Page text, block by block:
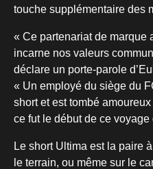
touche supplémentaire des
« Ce partenariat de marque
incarne nos valeurs
déclare un porte-parole
« Un employé du siège du
short et est tombé
ce fut le début de ce
Le short Ultima est la paire
le terrain, ou même sur le